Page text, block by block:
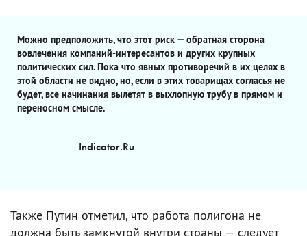
Можно предположить, что этот риск — обратная сторона
вовлечения компаний-интересантов и других крупных
политических сил. Пока что явных противоречий в их целях в
этой области не видно, но, если в этих товарищах согласья не
будет, все начинания вылетят в выхлопную трубу в прямом и
переносном смысле.
Indicator.Ru
Также Путин отметил, что работа полигона не
должна быть замкнутой внутри страны — следует